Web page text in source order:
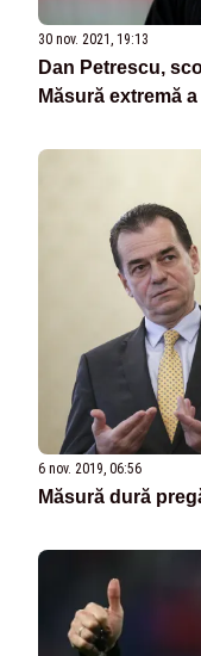
30 nov. 2021, 19:13
Dan Petrescu,
Măsură extremă
6 nov. 2019, 06:56
Măsură dură